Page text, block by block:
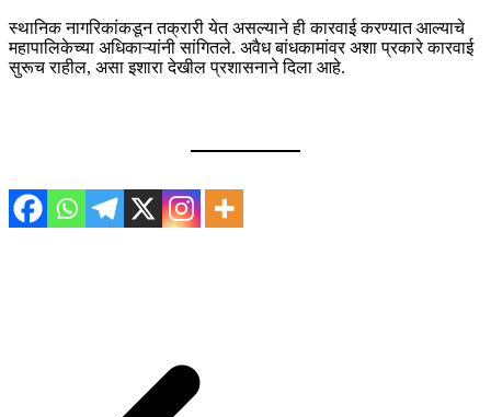
स्थानिक नागरिकांकडून तक्रारी येत असल्याने ही कारवाई करण्यात आल्याचे
महापालिकेच्या अधिकाऱ्यांनी सांगितले. अवैध बांधकामांवर अशा प्रकारे कारवाई
सुरूच राहील, असा इशारा देखील प्रशासनाने दिला आहे.